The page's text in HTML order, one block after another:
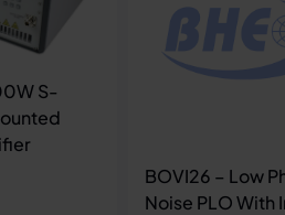
S-
BOVI26 – Low
Noise PLO With